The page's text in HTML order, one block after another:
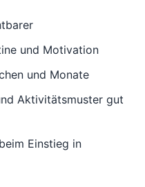
und Motivation
und Monate
Aktivitätsmuster gut
Einstieg in